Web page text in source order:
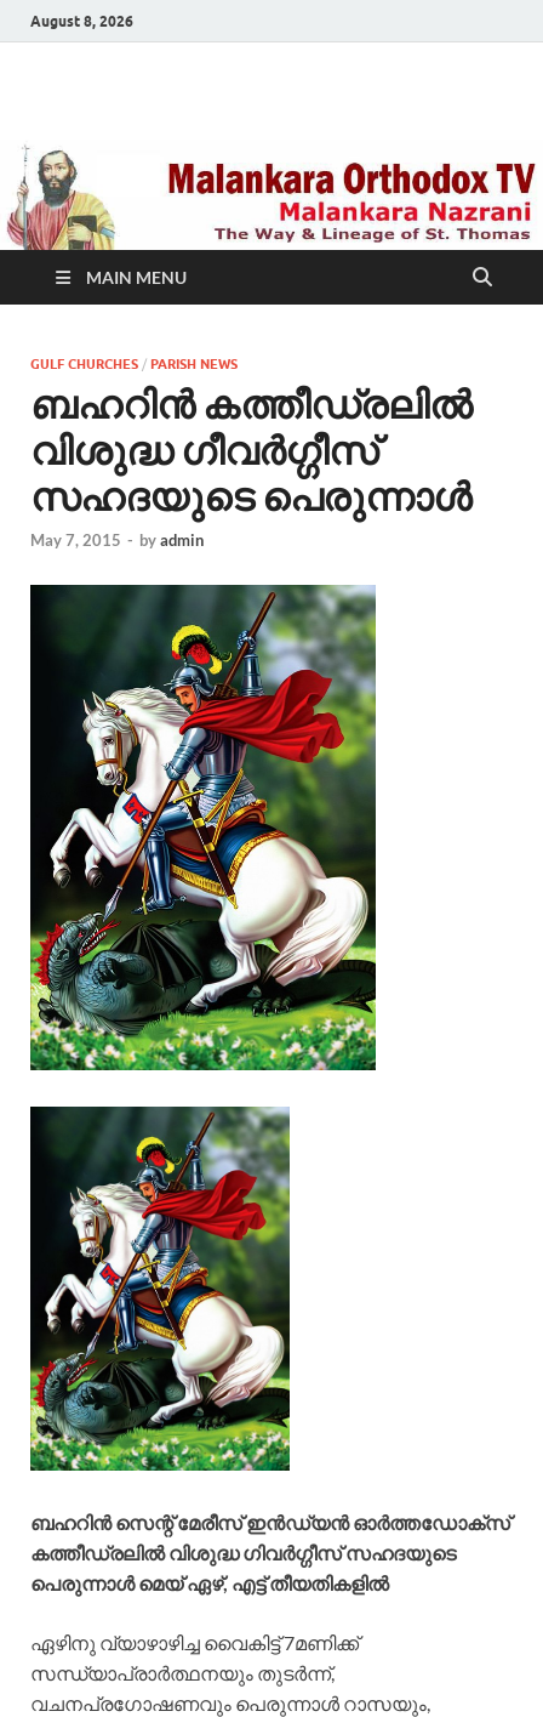
August 8, 2026
TV
MAIN MENU
GULF CHURCHES / PARISH NEWS
ബഹറിൻ കത്തീഡ്രലിൽ
വിശുദ്ധ ഗീവർഗ്ഗീസ്‌
സഹദയുടെ പെരുന്നാൾ
May 7, 2015 - byadmin
ബഹറിൻ സെന്റ്‌ മേരീസ്‌ ഇൻഡ്യൻ ഓർത്തഡോക്സ്‌
കത്തീഡ്രലിൽ വിശുദ്ധ ഗിവർഗ്ഗീസ്‌ സഹദയുടെ
പെരുന്നാൾ മെയ്‌ ഏഴ്‌, എട്ട്‌ തീയതികളിൽ
ഏഴിനു വ്യാഴാഴിച്ച വൈകിട്ട്‌ 7മണിക്ക്‌
സന്ധ്യാപ്രാർത്ഥനയും തുടർന്ന്,
വചനപ്രഗോഷണവും പെരുന്നാൾ റാസയും,